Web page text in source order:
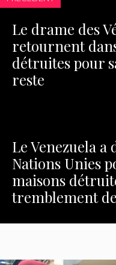
Le drame des
retournent
détruites pour
reste
Le Venezuela a
Nations Unies
maisons
tremblement